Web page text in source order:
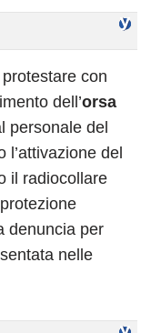
con
dell’orsa
personale del
l’attivazione del
il radiocollare
denuncia per
nelle